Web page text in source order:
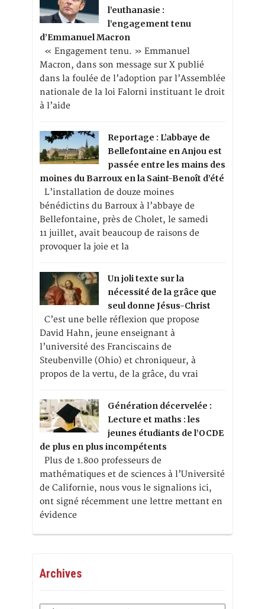
l’euthanasie :
l’engagement tenu
d’Emmanuel Macron
« Engagement tenu. » Emmanuel
Macron, dans son message sur X publié
dans la foulée de l’adoption par l’Assemblée
nationale de la loi Falorni instituant le droit
à l’aide
Reportage : L’abbaye de
Bellefontaine en Anjou est
passée entre les mains des
moines du Barroux en la Saint-Benoît d’été
L’installation de douze moines
bénédictins du Barroux à l’abbaye de
Bellefontaine, près de Cholet, le samedi
11 juillet, avait beaucoup de raisons de
provoquer la joie et la
Un joli texte sur la
nécessité de la grâce que
seul donne Jésus-Christ
C’est une belle réflexion que propose
David Hahn, jeune enseignant à
l’université des Franciscains de
Steubenville (Ohio) et chroniqueur, à
propos de la vertu, de la grâce, du vrai
Génération décervelée :
Lecture et maths : les
jeunes étudiants de l’OCDE
de plus en plus incompétents
Plus de 1.800 professeurs de
mathématiques et de sciences à l’Université
de Californie, nous vous le signalions ici,
ont signé récemment une lettre mettant en
évidence
Archives